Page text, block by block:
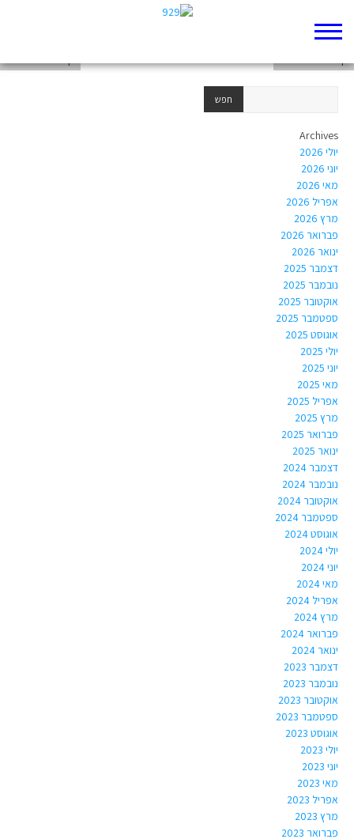
Archives
יולי 2026
יוני 2026
מאי 2026
אפריל 2026
מרץ 2026
פברואר 2026
ינואר 2026
דצמבר 2025
נובמבר 2025
אוקטובר 2025
ספטמבר 2025
אוגוסט 2025
יולי 2025
יוני 2025
מאי 2025
אפריל 2025
מרץ 2025
פברואר 2025
ינואר 2025
דצמבר 2024
נובמבר 2024
אוקטובר 2024
ספטמבר 2024
אוגוסט 2024
יולי 2024
יוני 2024
מאי 2024
אפריל 2024
מרץ 2024
פברואר 2024
ינואר 2024
דצמבר 2023
נובמבר 2023
אוקטובר 2023
ספטמבר 2023
אוגוסט 2023
יולי 2023
יוני 2023
מאי 2023
אפריל 2023
מרץ 2023
פברואר 2023